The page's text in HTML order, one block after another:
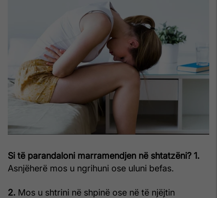
Si të parandaloni marramendjen në shtatzëni? 1.
Asnjëherë mos u ngrihuni ose uluni befas.
2. Mos u shtrini në shpinë ose në të njëjtin